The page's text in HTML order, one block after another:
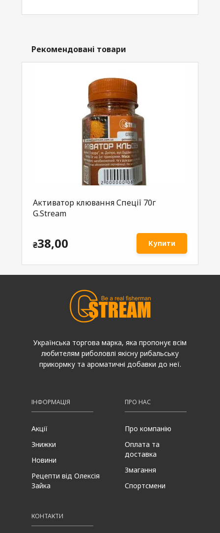
Рекомендовані товари
Активатор клювання Спеції 70г
G.Stream
₴38,00 Купити
Українська торгова марка, яка пропонує всім
любителям риболовлі якісну рибальську
прикормку та ароматичні добавки до неї.
ІНФОРМАЦІЯ
Акції
Знижки
Новини
Рецепти від Олексія
Зайка
ПРО НАС
Про компанію
Оплата та
доставка
Змагання
Спортсмени
КОНТАКТИ